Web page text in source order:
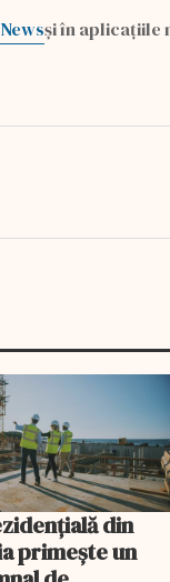
și în aplicațiile
din
primește un